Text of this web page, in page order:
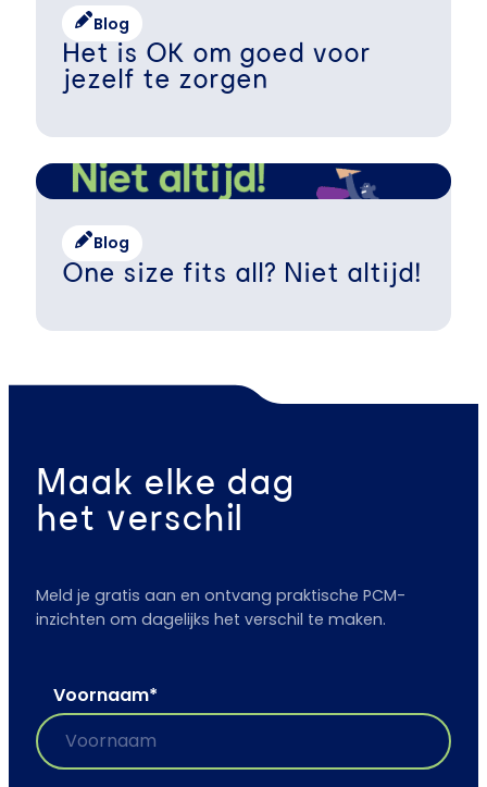
Blog
Het is OK om goed voor
jezelf te zorgen
Blog
One size fits all? Niet altijd!
Maak elke dag
het verschil
Meld je gratis aan en ontvang praktische PCM-
inzichten om dagelijks het verschil te maken.
Voornaam*